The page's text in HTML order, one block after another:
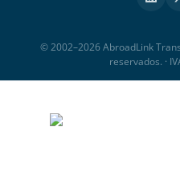
© 2002–2026 AbroadLink
reservados. ·